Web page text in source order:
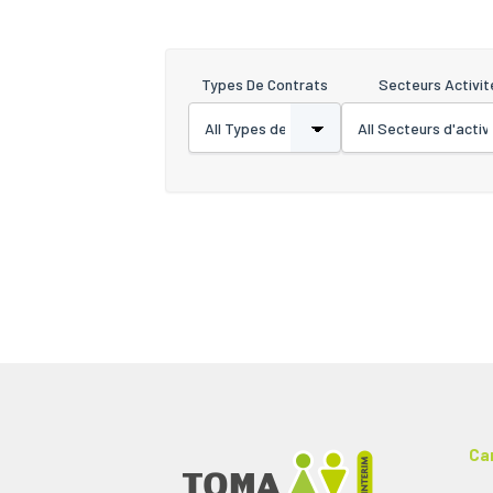
Types De Contrats Secteurs